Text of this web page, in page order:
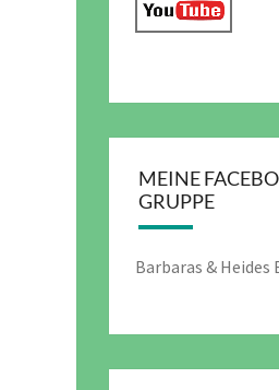
MEINE
GRUPPE
Barbaras & Heides